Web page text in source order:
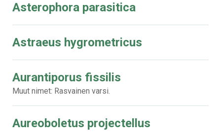
Asterophora parasitica
Astraeus hygrometricus
Aurantiporus fissilis
Muut nimet: Rasvainen varsi.
Aureoboletus projectellus